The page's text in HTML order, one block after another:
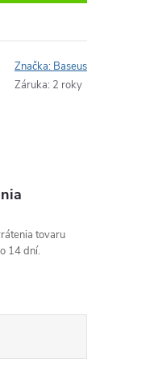
Značka: Baseus
Záruka: 2 roky
tovaru
14 dní.